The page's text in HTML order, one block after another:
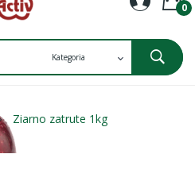
0
Ziarno zatrute 1kg